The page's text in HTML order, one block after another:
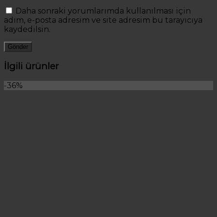
Daha sonraki yorumlarımda kullanılması için
adım, e-posta adresim ve site adresim bu tarayıcıya
kaydedilsin.
İlgili ürünler
-36%